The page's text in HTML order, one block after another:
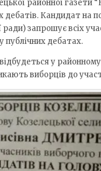
районної
дебатів. Кандидат на
запрошує всіх
публічних дебатах.
у
виборців до